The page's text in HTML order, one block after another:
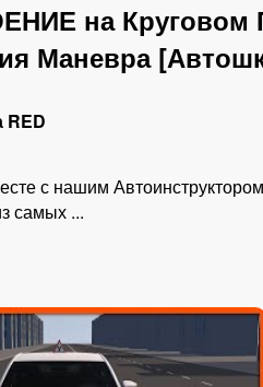
на Круговом
Маневра
с нашим
самых ...